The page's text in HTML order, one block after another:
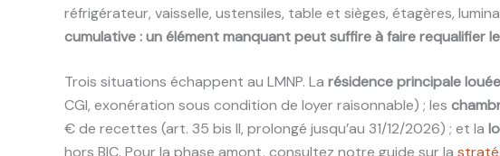
réfrigérateur, vaisselle, ustensiles, table et sièges, étagères,
cumulative : un élément manquant peut suffire à faire requalifier
Trois situations échappent au LMNP. La résidence principale
CGI, exonération sous condition de loyer raisonnable) ; les
€ de recettes (art. 35 bis II, prolongé jusqu’au 31/12/2026) ; et la
hors BIC. Pour la phase amont, consultez notre guide sur la